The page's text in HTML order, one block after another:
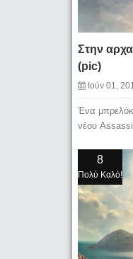
Στην
(pic)
Ιούν 01,
Ένα μπρελόκ
νέου
8
Πολύ Καλό!